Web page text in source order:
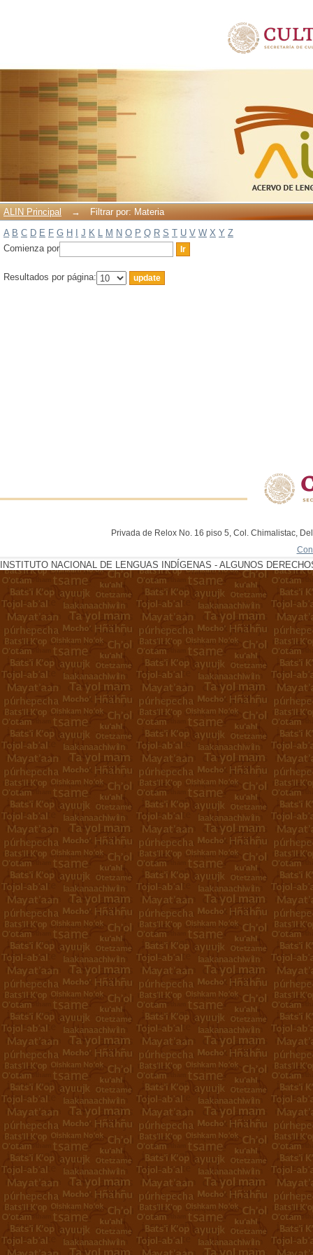
ALIN Principal →
Filtrar por: Materia
A B C D E F G H J K L M N O P Q R S T U V W X Y Z
Comienza por
Resultados por página:
Privada de Relox No. 16 piso 5, Col. Chimalistac,
INSTITUTO NACIONAL DE LENGUAS INDÍGENAS - ALGUNOS